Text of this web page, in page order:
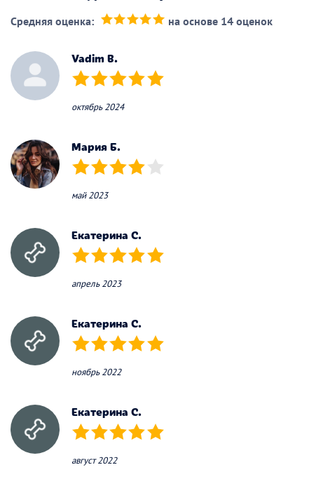
Средняя оценка: на основе 14 оценок
Vadim B.
(*) (*) (*) (*) (*)
октябрь 2024
Мария Б.
(*) (*) (*) (*) ( )
май 2023
Екатерина С.
(*) (*) (*) (*) (*)
апрель 2023
Екатерина С.
(*) (*) (*) (*) (*)
ноябрь 2022
Екатерина С.
(*) (*) (*) (*) (*)
август 2022